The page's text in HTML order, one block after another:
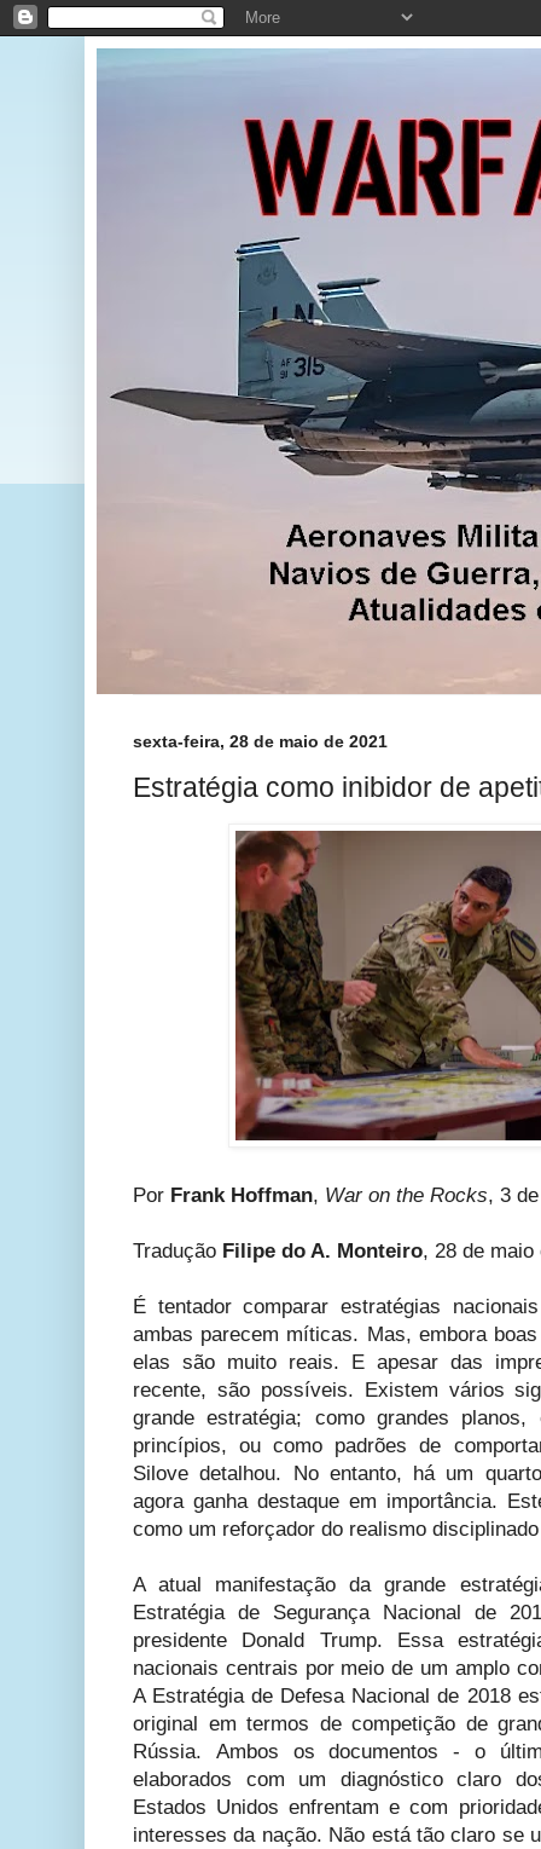
sexta-feira, 28 de maio de 2021
Estratégia como inibidor de
Por Frank Hoffman, War on the Rocks, 3
Tradução Filipe do A. Monteiro, 28 de maio
É tentador comparar estratégias
ambas parecem míticas. Mas, embora
elas são muito reais. E apesar das
recente, são possíveis. Existem vários
grande estratégia; como grandes
princípios, ou como padrões de
Silove detalhou. No entanto, há um
agora ganha destaque em importância.
como um reforçador do realismo
A atual manifestação da grande
Estratégia de Segurança Nacional de
presidente Donald Trump. Essa
nacionais centrais por meio de um amplo
A Estratégia de Defesa Nacional de 2018
original em termos de competição de
Rússia. Ambos os documentos - o
elaborados com um diagnóstico claro
Estados Unidos enfrentam e com
interesses da nação. Não está tão claro se